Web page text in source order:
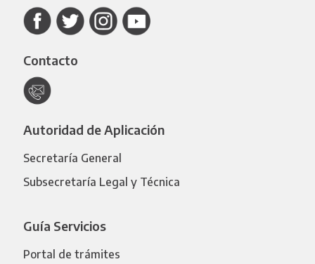
Contacto
Autoridad de Aplicación
Secretaría General
Subsecretaría Legal y Técnica
Guía Servicios
Portal de trámites